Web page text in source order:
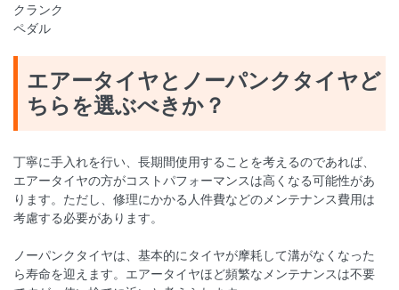
クランク
ペダル
エアータイヤとノーパンクタイヤど
ちらを選ぶべきか？
丁寧に手入れを行い、長期間使用することを考えるのであれば、
エアータイヤの方がコストパフォーマンスは高くなる可能性があ
ります。ただし、修理にかかる人件費などのメンテナンス費用は
考慮する必要があります。
ノーパンクタイヤは、基本的にタイヤが摩耗して溝がなくなった
ら寿命を迎えます。エアータイヤほど頻繁なメンテナンスは不要